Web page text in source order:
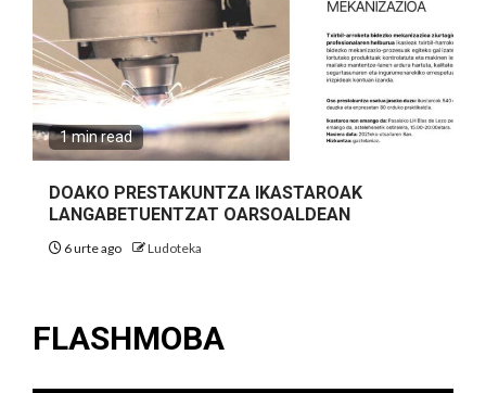
1 min read
DOAKO PRESTAKUNTZA IKASTAROAK
LANGABETUENTZAT OARSOALDEAN
6 urte ago Ludoteka
FLASHMOBA